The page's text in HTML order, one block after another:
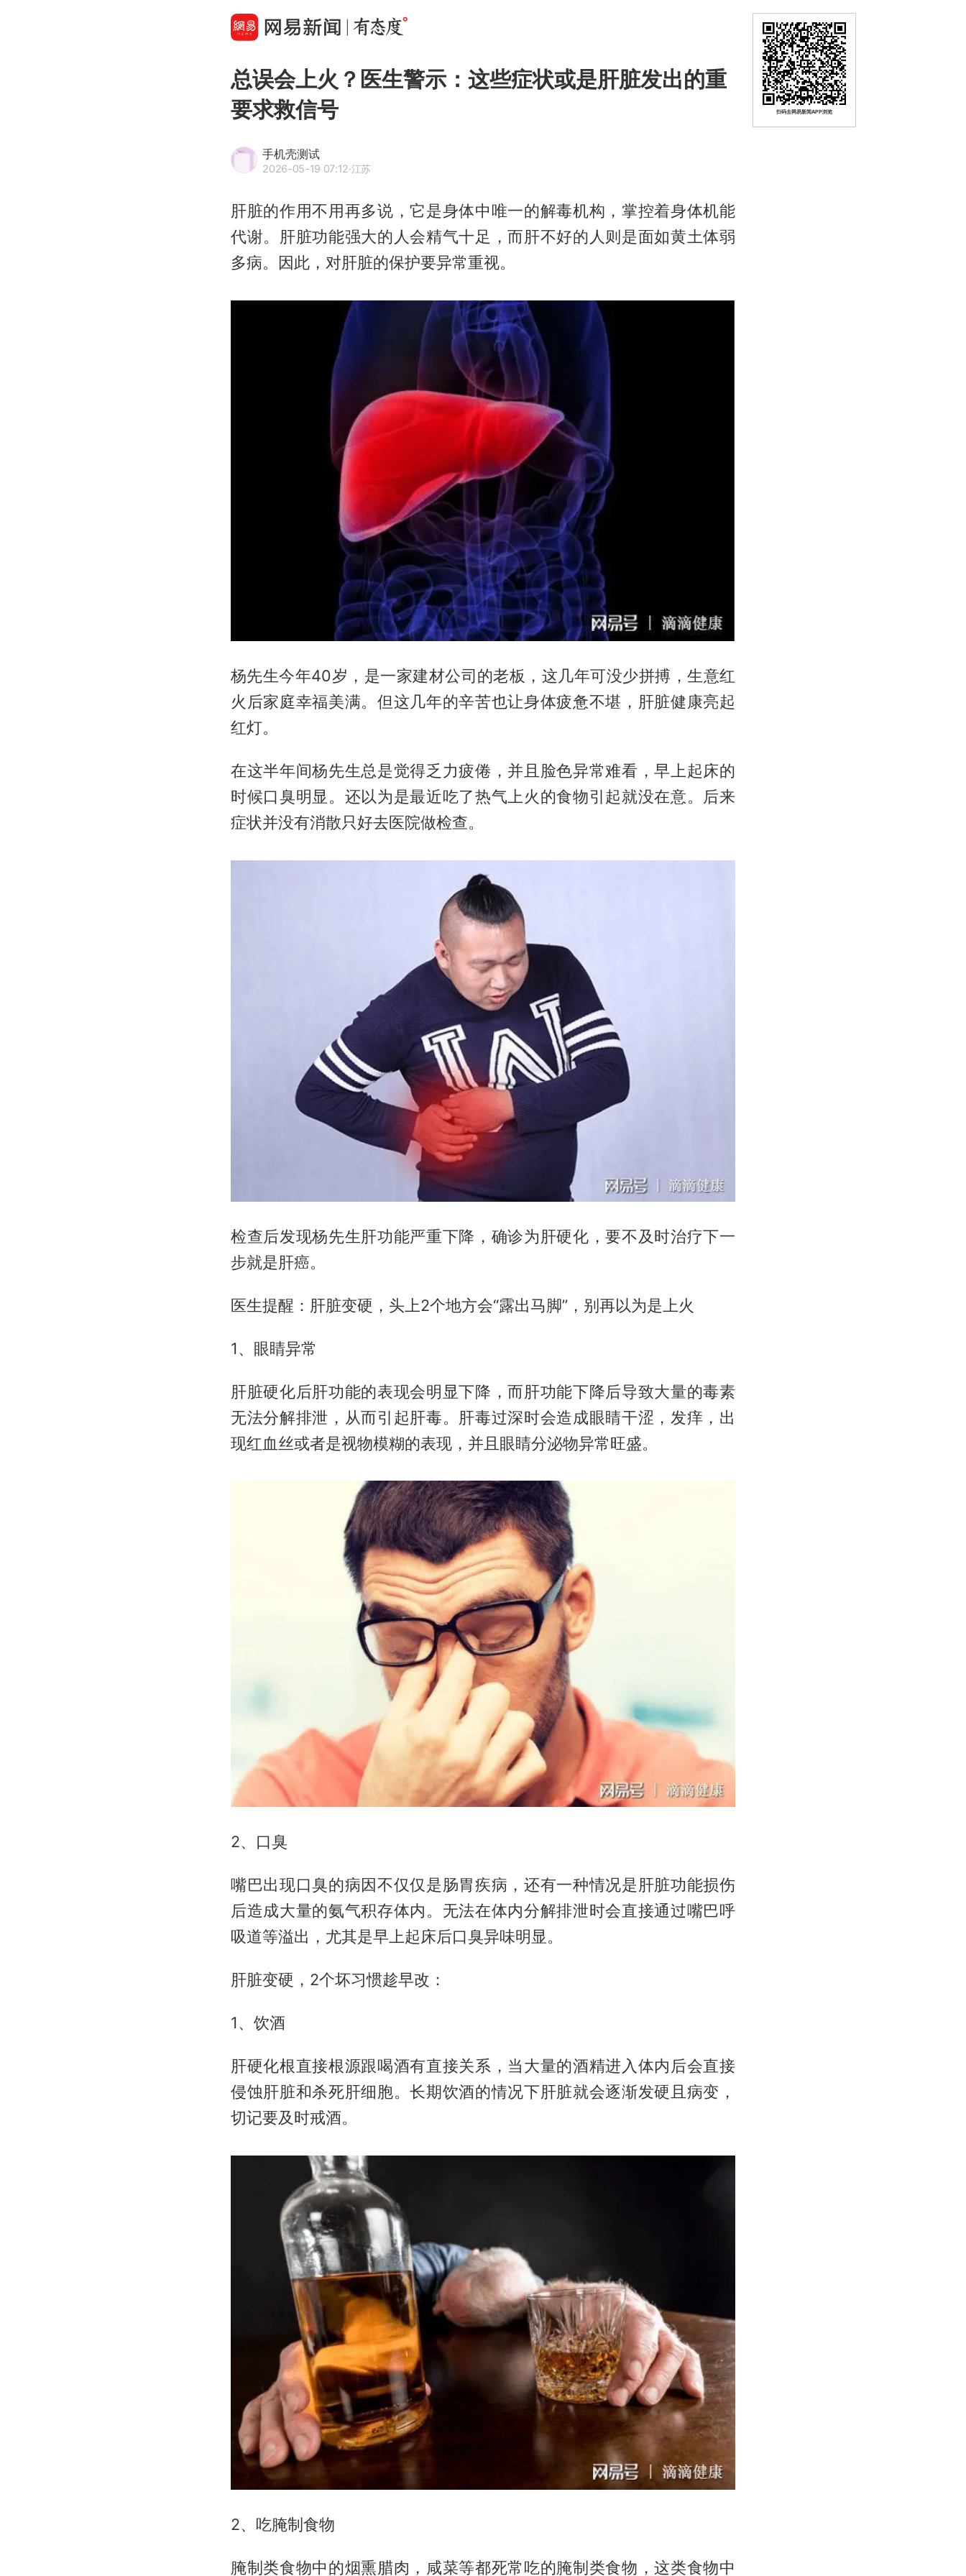
总误会上火？医生警示：这些症状或是肝脏发出的重
要求救信号
手机壳测试
2026-05-19 07:12·江苏
肝脏的作用不用再多说，它是身体中唯一的解毒机构，掌控着身体机能
代谢。肝脏功能强大的人会精气十足，而肝不好的人则是面如黄土体弱
多病。因此，对肝脏的保护要异常重视。
杨先生今年40岁，是一家建材公司的老板，这几年可没少拼搏，生意红
火后家庭幸福美满。但这几年的辛苦也让身体疲惫不堪，肝脏健康亮起
红灯。
在这半年间杨先生总是觉得乏力疲倦，并且脸色异常难看，早上起床的
时候口臭明显。还以为是最近吃了热气上火的食物引起就没在意。后来
症状并没有消散只好去医院做检查。
检查后发现杨先生肝功能严重下降，确诊为肝硬化，要不及时治疗下一
步就是肝癌。
医生提醒：肝脏变硬，头上2个地方会“露出马脚”，别再以为是上火
1、眼睛异常
肝脏硬化后肝功能的表现会明显下降，而肝功能下降后导致大量的毒素
无法分解排泄，从而引起肝毒。肝毒过深时会造成眼睛干涩，发痒，出
现红血丝或者是视物模糊的表现，并且眼睛分泌物异常旺盛。
2、口臭
嘴巴出现口臭的病因不仅仅是肠胃疾病，还有一种情况是肝脏功能损伤
后造成大量的氨气积存体内。无法在体内分解排泄时会直接通过嘴巴呼
吸道等溢出，尤其是早上起床后口臭异味明显。
肝脏变硬，2个坏习惯趁早改：
1、饮酒
肝硬化根直接根源跟喝酒有直接关系，当大量的酒精进入体内后会直接
侵蚀肝脏和杀死肝细胞。长期饮酒的情况下肝脏就会逐渐发硬且病变，
切记要及时戒酒。
2、吃腌制食物
腌制类食物中的烟熏腊肉，咸菜等都死常吃的腌制类食物，这类食物中
扫码去网易新闻APP浏览